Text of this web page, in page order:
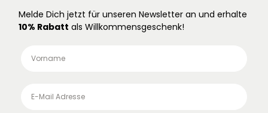
Melde Dich jetzt für unseren Newsletter an und erhalte
10% Rabatt als Willkommensgeschenk!